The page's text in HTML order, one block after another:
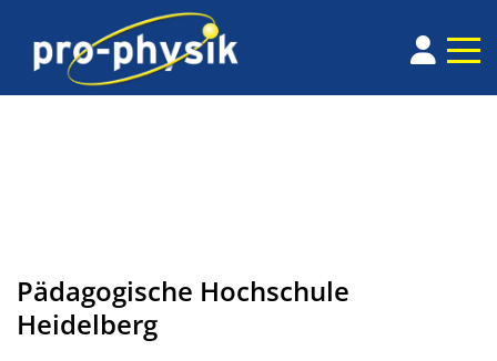
Pädagogische Hochschule
Heidelberg